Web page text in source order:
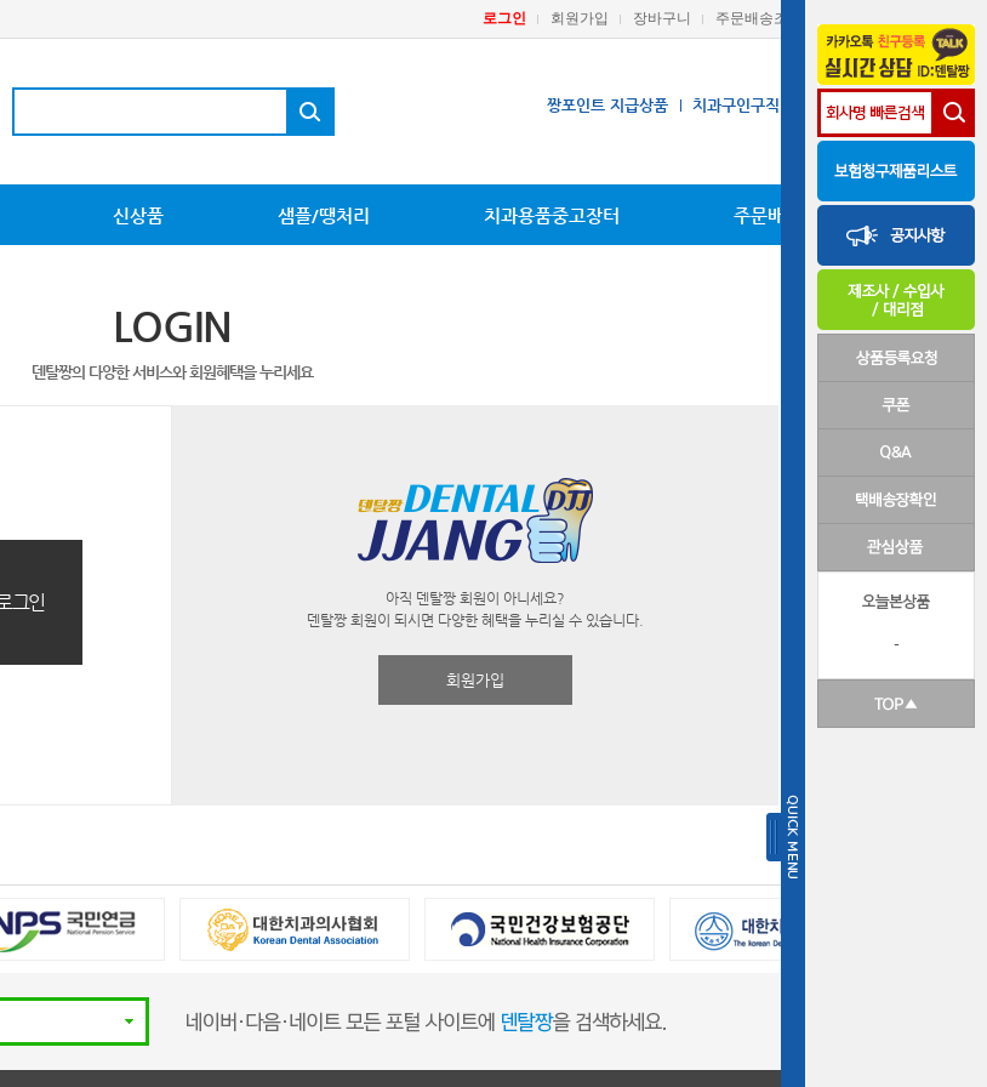
로그인 회원가입 장바구니 주문배송조회
짱포인트 지급상품 치과구인구직 장비A/S요청
신상품 샘플/땡처리 치과용품중고장터 주문배송조회
-
LOGIN
덴탈짱의 다양한 서비스와 회원혜택을 누리세요
아직 덴탈짱 회원이 아니세요?
덴탈짱 회원이 되시면 다양한 혜택을 누리실 수 있습니다.
회원가입